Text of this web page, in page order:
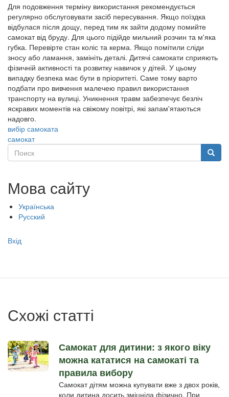
Для подовження терміну використання рекомендується
регулярно обслуговувати засіб пересування. Якщо поїздка
відбулася після дощу, перед тим як зайти додому помийте
самокат від бруду. Для цього підійде мильний розчин та м'яка
губка. Перевірте стан коліс та керма. Якщо помітили сліди
зносу або ламання, замініть деталі. Дитячі самокати сприяють
фізичній активності та розвитку навичок у дітей. У цьому
випадку безпека має бути в пріоритеті. Саме тому варто
подбати про вивчення малечею правил використання
транспорту на вулиці. Уникнення травм забезпечує безліч
яскравих моментів на свіжому повітрі, які запам'ятаються
надовго.
вибір самоката
самокат
Поиск
Поиск
Мова сайту
Українська
Русский
Меню
записи
Вхід
Схожі статті
Самокат для дитини: з якого віку
можна кататися на самокаті та
правила вибору
Самокат дітям можна купувати вже з двох років,
коли дитина досить зміцніла фізично. При